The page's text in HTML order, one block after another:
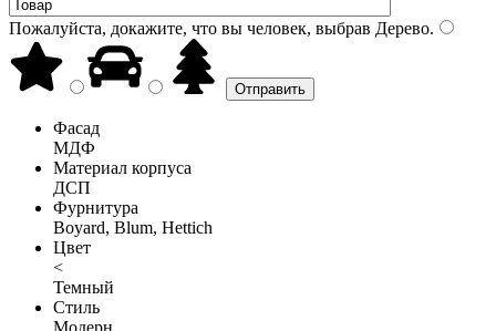
Пожалуйста, докажите, что вы человек, выбрав Дерево.
Фасад
МДФ
Материал корпуса
ДСП
Фурнитура
Boyard, Blum, Hettich
Цвет
<
Темный
Стиль
Модерн